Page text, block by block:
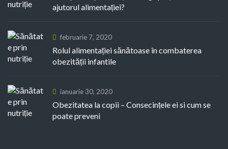
ajutorul alimentației?
februarie 7, 2020
Rolul alimentației sănătoase în combaterea
obezității infantile
ianuarie 30, 2020
Obezitatea la copii – Consecințele ei si cum se
poate preveni